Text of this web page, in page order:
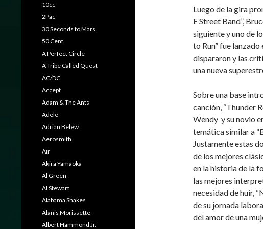
Luego de la gira
E Street Band”,
siguiente y uno de
to Run” fue
dispararon y las
una nueva
Sobre una base
canción, “Thunder
Wendy y su novio
temática similar a
Justamente estas
de los mejores
en la historia de la
las mejores
necesidad de huir,
de su jornada
del amor de una
10cc
2Pac
30 Seconds to Mars
50 Cent
A Perfect Circle
A Tribe Called Quest
AC/DC
Accept
Adam & The Ants
Adele
Adrian Belew
Aerosmith
Air
Akira Yamaoka
Al Green
Al Stewart
Alabama Shakes
Alanis Morissette
Albert Hammond Jr.